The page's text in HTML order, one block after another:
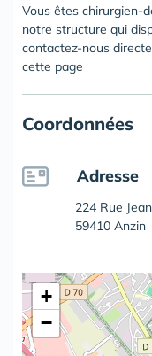
Vous êtes chirurgien-
notre structure qui
contactez-nous
cette page
Coordonnées
Adresse
224 Rue
59410 Anzin
+
−